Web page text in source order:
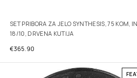
SET PRIBORA ZA JELO SYNTHESIS, 75 KOM,
18/10, DRVENA KUTIJA
€365.90